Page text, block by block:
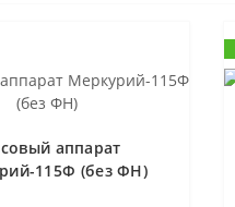
аппарат
115Ф (без ФН)